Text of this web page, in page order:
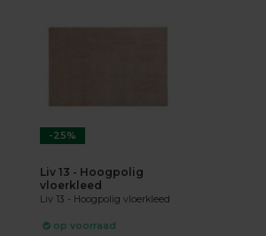
-25%
Liv 13 - Hoogpolig
vloerkleed
Liv 13 - Hoogpolig vloerkleed
op voorraad